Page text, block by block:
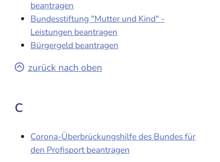
beantragen
Bundesstiftung "Mutter und Kind" -
Leistungen beantragen
Bürgergeld beantragen
zurück nach oben
C
Corona-Überbrückungshilfe des Bundes für
den Profisport beantragen